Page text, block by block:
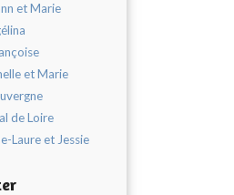
et Marie
et Marie
de Loire
Laure et Jessie